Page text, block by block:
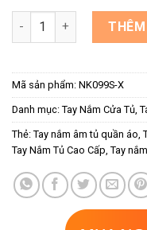
Tay nắm âm tủ hợp kim
Mã sản phẩm: NK099S-X
Danh mục: Tay Nắm Cửa Tủ
Thẻ: Tay nắm âm tủ quần áo
Tay Nắm Tủ Cao Cấp Tay